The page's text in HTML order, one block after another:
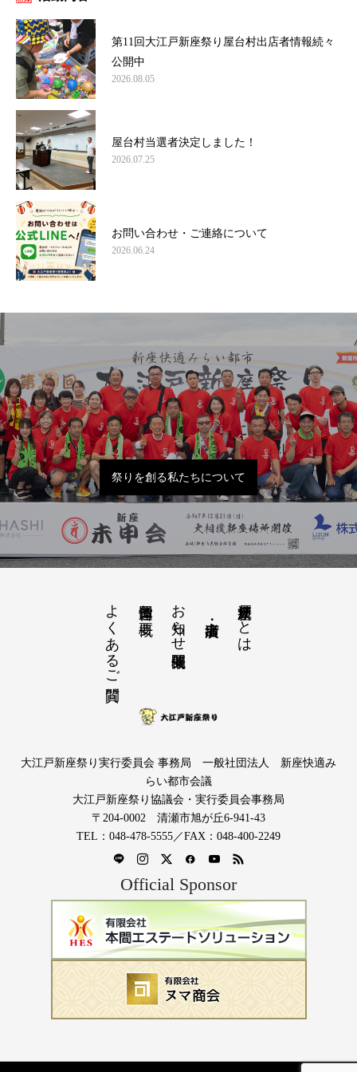
第11回大江戸新座祭り屋台村出店者情報続々
公開中
2026.08.05
屋台村当選者決定しました！
2026.07.25
お問い合わせ・ご連絡について
2026.06.24
祭りを創る私たちについて
大江戸新座祭りとは
お知らせ開催概要
運営団体と概要
よくあるご質問
大江戸新座祭り実行委員会 事務局 一般社団法人 新座快適み
らい都市会議
大江戸新座祭り協議会・実行委員会事務局
〒204-0002 清瀬市旭が丘6-941-43
TEL：048-478-5555／FAX：048-400-2249
Official Sponsor